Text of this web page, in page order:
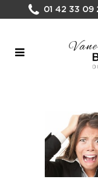
01 42 33 09